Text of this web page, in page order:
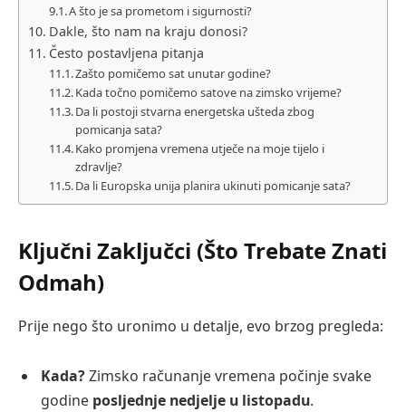
A što je sa prometom i sigurnosti?
Dakle, što nam na kraju donosi?
Često postavljena pitanja
Zašto pomičemo sat unutar godine?
Kada točno pomičemo satove na zimsko vrijeme?
Da li postoji stvarna energetska ušteda zbog
pomicanja sata?
Kako promjena vremena utječe na moje tijelo i
zdravlje?
Da li Europska unija planira ukinuti pomicanje sata?
Ključni Zaključci (Što Trebate Znati
Odmah)
Prije nego što uronimo u detalje, evo brzog pregleda:
Kada?Zimsko računanje vremena počinje svake
godine posljednje nedjelje u listopadu.